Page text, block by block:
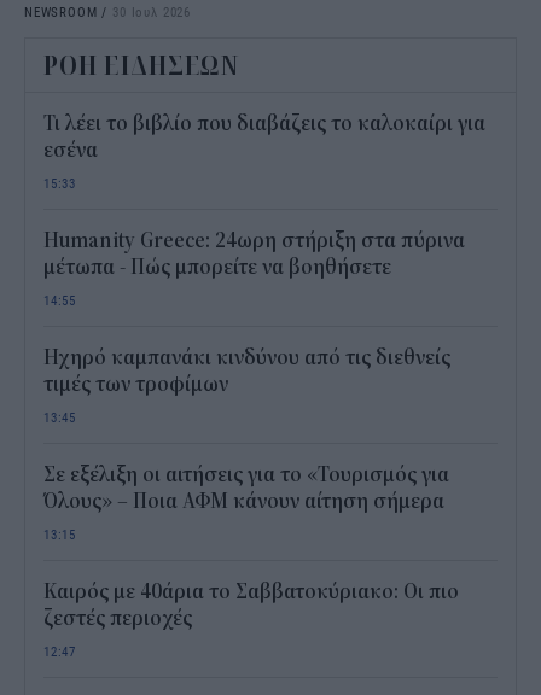
NEWSROOM / 30 Ιουλ 2026
ΡΟΗ ΕΙΔΗΣΕΩΝ
Τι λέει το βιβλίο που διαβάζεις το καλοκαίρι για
εσένα
15:33
Humanity Greece: 24ωρη στήριξη στα πύρινα
μέτωπα - Πώς μπορείτε να βοηθήσετε
14:55
Ηχηρό καμπανάκι κινδύνου από τις διεθνείς
τιμές των τροφίμων
13:45
Σε εξέλιξη οι αιτήσεις για το «Τουρισμός για
Όλους» – Ποια ΑΦΜ κάνουν αίτηση σήμερα
13:15
Καιρός με 40άρια το Σαββατοκύριακο: Οι πιο
ζεστές περιοχές
12:47